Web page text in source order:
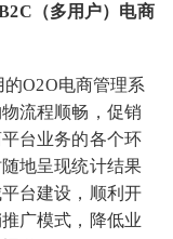
（多用户）电商
O2O电商管理系
流程顺畅，促销
台业务的各个环
地呈现统计结果
台建设，顺利开
广模式，降低业